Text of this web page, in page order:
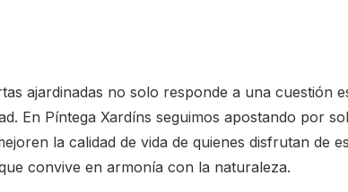
ajardinadas no solo responde a una cuestión
En Píntega Xardíns seguimos apostando por
la calidad de vida de quienes disfrutan de
convive en armonía con la naturaleza.